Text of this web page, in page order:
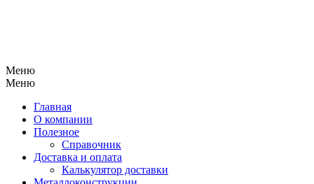
Меню
Меню
Главная
О компании
Полезное
Справочник
Доставка и оплата
Калькулятор доставки